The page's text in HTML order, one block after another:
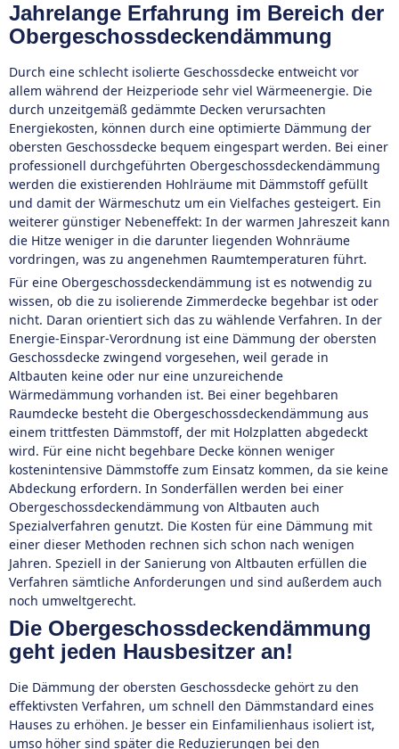
Jahrelange Erfahrung im Bereich der
Obergeschossdeckendämmung
Durch eine schlecht isolierte Geschossdecke entweicht vor
allem während der Heizperiode sehr viel Wärmeenergie. Die
durch unzeitgemäß gedämmte Decken verursachten
Energiekosten, können durch eine optimierte Dämmung der
obersten Geschossdecke bequem eingespart werden. Bei einer
professionell durchgeführten Obergeschossdeckendämmung
werden die existierenden Hohlräume mit Dämmstoff gefüllt
und damit der Wärmeschutz um ein Vielfaches gesteigert. Ein
weiterer günstiger Nebeneffekt: In der warmen Jahreszeit kann
die Hitze weniger in die darunter liegenden Wohnräume
vordringen, was zu angenehmen Raumtemperaturen führt.
Für eine Obergeschossdeckendämmung ist es notwendig zu
wissen, ob die zu isolierende Zimmerdecke begehbar ist oder
nicht. Daran orientiert sich das zu wählende Verfahren. In der
Energie-Einspar-Verordnung ist eine Dämmung der obersten
Geschossdecke zwingend vorgesehen, weil gerade in
Altbauten keine oder nur eine unzureichende
Wärmedämmung vorhanden ist. Bei einer begehbaren
Raumdecke besteht die Obergeschossdeckendämmung aus
einem trittfesten Dämmstoff, der mit Holzplatten abgedeckt
wird. Für eine nicht begehbare Decke können weniger
kostenintensive Dämmstoffe zum Einsatz kommen, da sie keine
Abdeckung erfordern. In Sonderfällen werden bei einer
Obergeschossdeckendämmung von Altbauten auch
Spezialverfahren genutzt. Die Kosten für eine Dämmung mit
einer dieser Methoden rechnen sich schon nach wenigen
Jahren. Speziell in der Sanierung von Altbauten erfüllen die
Verfahren sämtliche Anforderungen und sind außerdem auch
noch umweltgerecht.
Die Obergeschossdeckendämmung
geht jeden Hausbesitzer an!
Die Dämmung der obersten Geschossdecke gehört zu den
effektivsten Verfahren, um schnell den Dämmstandard eines
Hauses zu erhöhen. Je besser ein Einfamilienhaus isoliert ist,
umso höher sind später die Reduzierungen bei den